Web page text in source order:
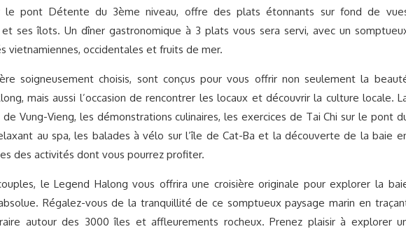
le pont Détente du 3ème niveau, offre des plats étonnants sur fond de
ses îlots. Un dîner gastronomique à 3 plats vous sera servi, avec un
vietnamiennes, occidentales et fruits de mer.
soigneusement choisis, sont conçus pour vous offrir non seulement la
mais aussi l’occasion de rencontrer les locaux et découvrir la culture locale.
Vung-Vieng, les démonstrations culinaires, les exercices de Tai Chi sur le pont
au spa, les balades à vélo sur l’île de Cat-Ba et la découverte de la baie
des activités dont vous pourrez profiter.
le Legend Halong vous offrira une croisière originale pour explorer la
Régalez-vous de la tranquillité de ce somptueux paysage marin en
autour des 3000 îles et affleurements rocheux. Prenez plaisir à explorer